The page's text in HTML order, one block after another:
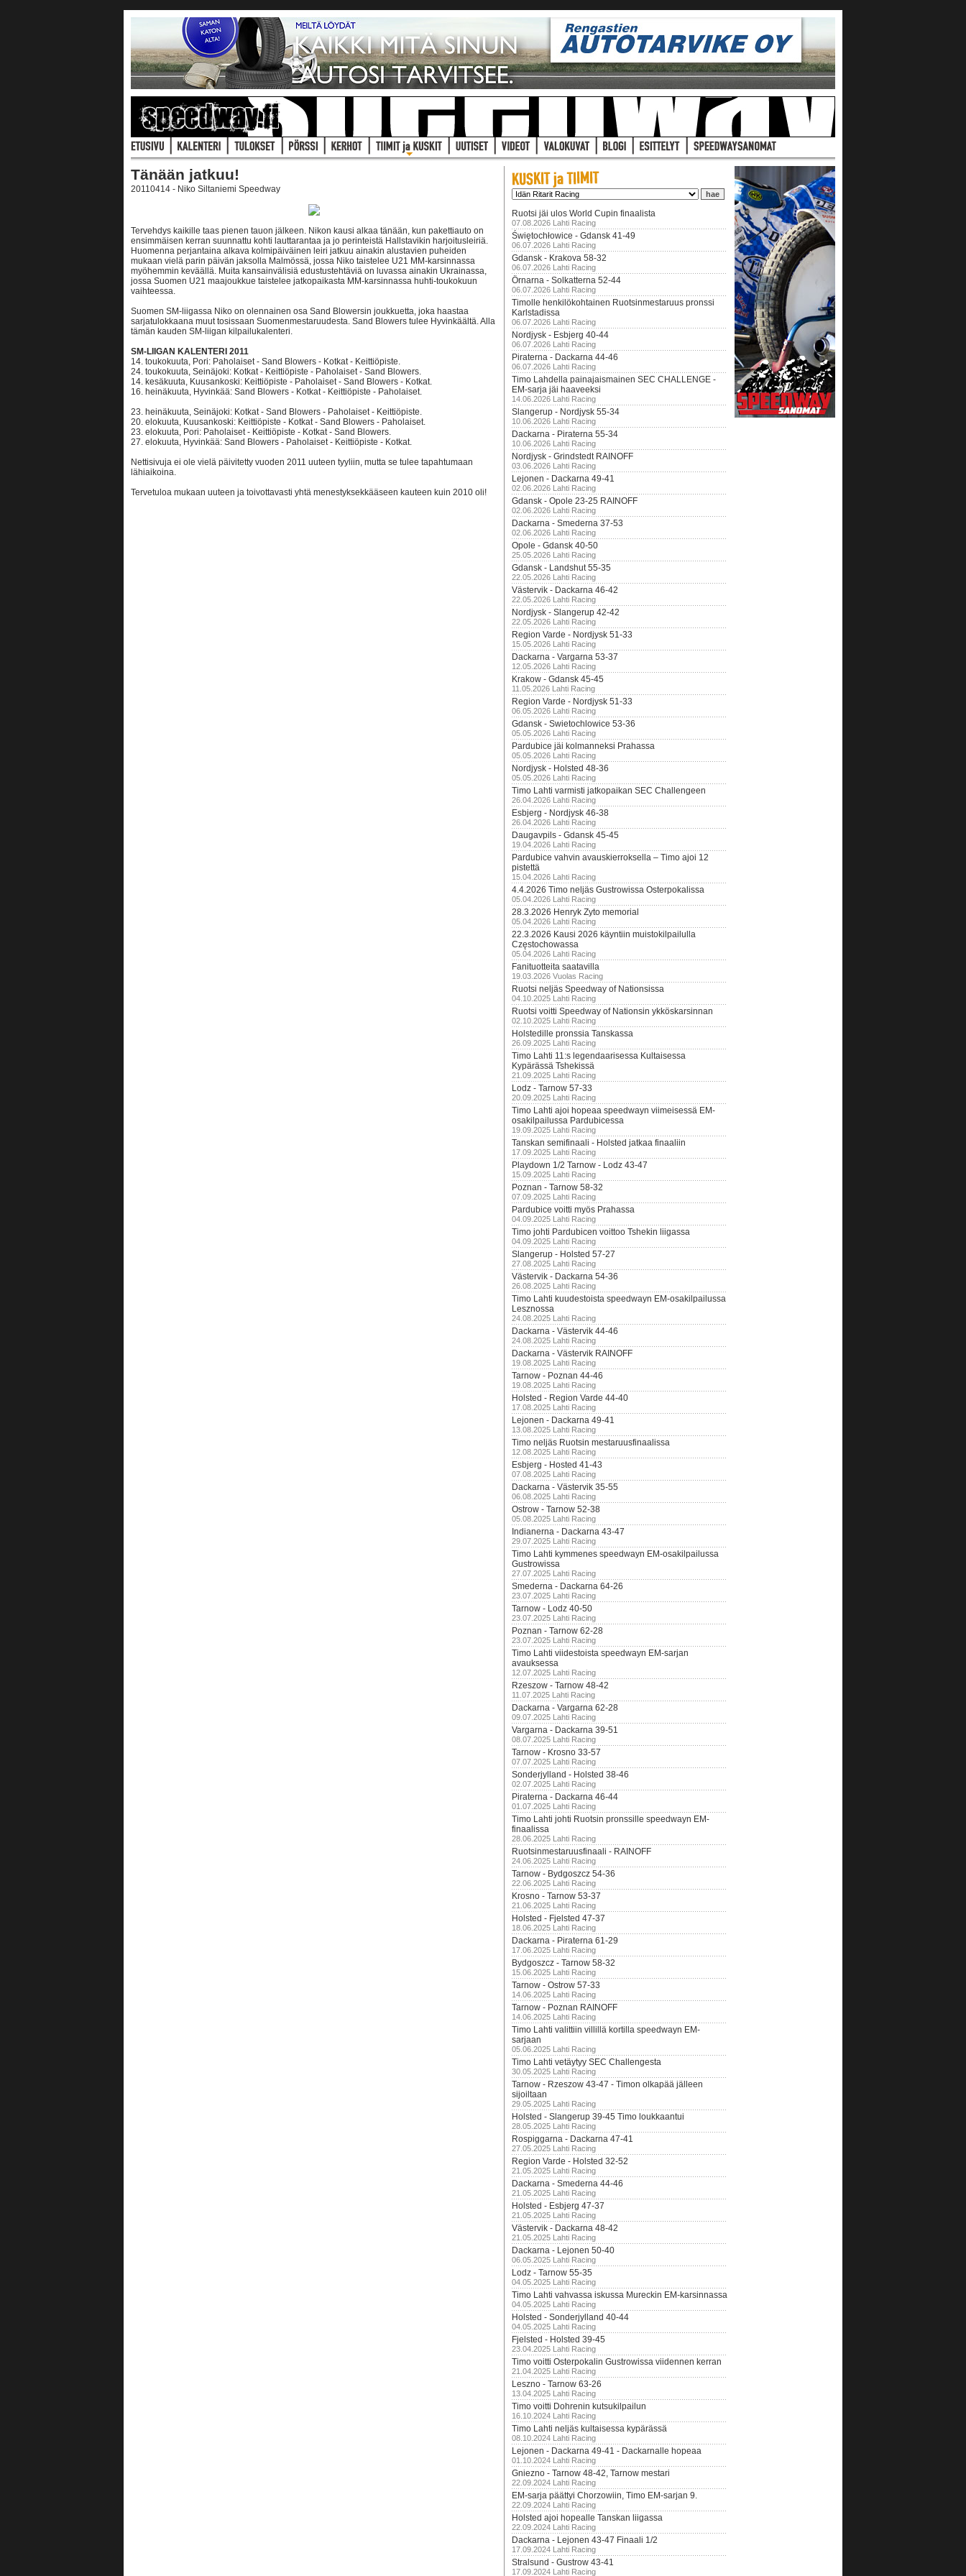
Tänään jatkuu!
20110414 - Niko Siltaniemi Speedway
Tervehdys kaikille taas pienen tauon jälkeen. Nikon kausi alkaa tänään, kun pakettiauto on
ensimmäisen kerran suunnattu kohti lauttarantaa ja jo perinteistä Hallstavikin harjoitusleiriä.
Huomenna perjantaina alkava kolmipäiväinen leiri jatkuu ainakin alustavien puheiden
mukaan vielä parin päivän jaksolla Malmössä, jossa Niko taistelee U21 MM-karsinnassa
myöhemmin keväällä. Muita kansainvälisiä edustustehtäviä on luvassa ainakin Ukrainassa,
jossa Suomen U21 maajoukkue taistelee jatkopaikasta MM-karsinnassa huhti-toukokuun
vaihteessa.
Suomen SM-liigassa Niko on olennainen osa Sand Blowersin joukkuetta, joka haastaa
sarjatulokkaana muut tosissaan Suomenmestaruudesta. Sand Blowers tulee Hyvinkäältä. Alla
tämän kauden SM-liigan kilpailukalenteri.
SM-LIIGAN KALENTERI 2011
14. toukokuuta, Pori: Paholaiset - Sand Blowers - Kotkat - Keittiöpiste.
24. toukokuuta, Seinäjoki: Kotkat - Keittiöpiste - Paholaiset - Sand Blowers.
14. kesäkuuta, Kuusankoski: Keittiöpiste - Paholaiset - Sand Blowers - Kotkat.
16. heinäkuuta, Hyvinkää: Sand Blowers - Kotkat - Keittiöpiste - Paholaiset.
23. heinäkuuta, Seinäjoki: Kotkat - Sand Blowers - Paholaiset - Keittiöpiste.
20. elokuuta, Kuusankoski: Keittiöpiste - Kotkat - Sand Blowers - Paholaiset.
23. elokuuta, Pori: Paholaiset - Keittiöpiste - Kotkat - Sand Blowers.
27. elokuuta, Hyvinkää: Sand Blowers - Paholaiset - Keittiöpiste - Kotkat.
Nettisivuja ei ole vielä päivitetty vuoden 2011 uuteen tyyliin, mutta se tulee tapahtumaan
lähiaikoina.
Tervetuloa mukaan uuteen ja toivottavasti yhtä menestyksekkääseen kauteen kuin 2010 oli!
Ruotsi jäi ulos World Cupin finaalista
07.08.2026 Lahti Racing
Świętochłowice - Gdansk 41-49
06.07.2026 Lahti Racing
Gdansk - Krakova 58-32
06.07.2026 Lahti Racing
Örnarna - Solkatterna 52-44
06.07.2026 Lahti Racing
Timolle henkilökohtainen Ruotsinmestaruus pronssi
Karlstadissa
06.07.2026 Lahti Racing
Nordjysk - Esbjerg 40-44
06.07.2026 Lahti Racing
Piraterna - Dackarna 44-46
06.07.2026 Lahti Racing
Timo Lahdella painajaismainen SEC CHALLENGE -
EM-sarja jäi haaveeksi
14.06.2026 Lahti Racing
Slangerup - Nordjysk 55-34
10.06.2026 Lahti Racing
Dackarna - Piraterna 55-34
10.06.2026 Lahti Racing
Nordjysk - Grindstedt RAINOFF
03.06.2026 Lahti Racing
Lejonen - Dackarna 49-41
02.06.2026 Lahti Racing
Gdansk - Opole 23-25 RAINOFF
02.06.2026 Lahti Racing
Dackarna - Smederna 37-53
02.06.2026 Lahti Racing
Opole - Gdansk 40-50
25.05.2026 Lahti Racing
Gdansk - Landshut 55-35
22.05.2026 Lahti Racing
Västervik - Dackarna 46-42
22.05.2026 Lahti Racing
Nordjysk - Slangerup 42-42
22.05.2026 Lahti Racing
Region Varde - Nordjysk 51-33
15.05.2026 Lahti Racing
Dackarna - Vargarna 53-37
12.05.2026 Lahti Racing
Krakow - Gdansk 45-45
11.05.2026 Lahti Racing
Region Varde - Nordjysk 51-33
06.05.2026 Lahti Racing
Gdansk - Swietochlowice 53-36
05.05.2026 Lahti Racing
Pardubice jäi kolmanneksi Prahassa
05.05.2026 Lahti Racing
Nordjysk - Holsted 48-36
05.05.2026 Lahti Racing
Timo Lahti varmisti jatkopaikan SEC Challengeen
26.04.2026 Lahti Racing
Esbjerg - Nordjysk 46-38
26.04.2026 Lahti Racing
Daugavpils - Gdansk 45-45
19.04.2026 Lahti Racing
Pardubice vahvin avauskierroksella – Timo ajoi 12
pistettä
15.04.2026 Lahti Racing
4.4.2026 Timo neljäs Gustrowissa Osterpokalissa
05.04.2026 Lahti Racing
28.3.2026 Henryk Zyto memorial
05.04.2026 Lahti Racing
22.3.2026 Kausi 2026 käyntiin muistokilpailulla
Częstochowassa
05.04.2026 Lahti Racing
Fanituotteita saatavilla
19.03.2026 Vuolas Racing
Ruotsi neljäs Speedway of Nationsissa
04.10.2025 Lahti Racing
Ruotsi voitti Speedway of Nationsin ykköskarsinnan
02.10.2025 Lahti Racing
Holstedille pronssia Tanskassa
26.09.2025 Lahti Racing
Timo Lahti 11:s legendaarisessa Kultaisessa
Kypärässä Tshekissä
21.09.2025 Lahti Racing
Lodz - Tarnow 57-33
20.09.2025 Lahti Racing
Timo Lahti ajoi hopeaa speedwayn viimeisessä EM-
osakilpailussa Pardubicessa
19.09.2025 Lahti Racing
Tanskan semifinaali - Holsted jatkaa finaaliin
17.09.2025 Lahti Racing
Playdown 1/2 Tarnow - Lodz 43-47
15.09.2025 Lahti Racing
Poznan - Tarnow 58-32
07.09.2025 Lahti Racing
Pardubice voitti myös Prahassa
04.09.2025 Lahti Racing
Timo johti Pardubicen voittoo Tshekin liigassa
04.09.2025 Lahti Racing
Slangerup - Holsted 57-27
27.08.2025 Lahti Racing
Västervik - Dackarna 54-36
26.08.2025 Lahti Racing
Timo Lahti kuudestoista speedwayn EM-osakilpailussa
Lesznossa
24.08.2025 Lahti Racing
Dackarna - Västervik 44-46
24.08.2025 Lahti Racing
Dackarna - Västervik RAINOFF
19.08.2025 Lahti Racing
Tarnow - Poznan 44-46
19.08.2025 Lahti Racing
Holsted - Region Varde 44-40
17.08.2025 Lahti Racing
Lejonen - Dackarna 49-41
13.08.2025 Lahti Racing
Timo neljäs Ruotsin mestaruusfinaalissa
12.08.2025 Lahti Racing
Esbjerg - Hosted 41-43
07.08.2025 Lahti Racing
Dackarna - Västervik 35-55
06.08.2025 Lahti Racing
Ostrow - Tarnow 52-38
05.08.2025 Lahti Racing
Indianerna - Dackarna 43-47
29.07.2025 Lahti Racing
Timo Lahti kymmenes speedwayn EM-osakilpailussa
Gustrowissa
27.07.2025 Lahti Racing
Smederna - Dackarna 64-26
23.07.2025 Lahti Racing
Tarnow - Lodz 40-50
23.07.2025 Lahti Racing
Poznan - Tarnow 62-28
23.07.2025 Lahti Racing
Timo Lahti viidestoista speedwayn EM-sarjan
avauksessa
12.07.2025 Lahti Racing
Rzeszow - Tarnow 48-42
11.07.2025 Lahti Racing
Dackarna - Vargarna 62-28
09.07.2025 Lahti Racing
Vargarna - Dackarna 39-51
08.07.2025 Lahti Racing
Tarnow - Krosno 33-57
07.07.2025 Lahti Racing
Sonderjylland - Holsted 38-46
02.07.2025 Lahti Racing
Piraterna - Dackarna 46-44
01.07.2025 Lahti Racing
Timo Lahti johti Ruotsin pronssille speedwayn EM-
finaalissa
28.06.2025 Lahti Racing
Ruotsinmestaruusfinaali - RAINOFF
24.06.2025 Lahti Racing
Tarnow - Bydgoszcz 54-36
22.06.2025 Lahti Racing
Krosno - Tarnow 53-37
21.06.2025 Lahti Racing
Holsted - Fjelsted 47-37
18.06.2025 Lahti Racing
Dackarna - Piraterna 61-29
17.06.2025 Lahti Racing
Bydgoszcz - Tarnow 58-32
15.06.2025 Lahti Racing
Tarnow - Ostrow 57-33
14.06.2025 Lahti Racing
Tarnow - Poznan RAINOFF
14.06.2025 Lahti Racing
Timo Lahti valittiin villillä kortilla speedwayn EM-
sarjaan
05.06.2025 Lahti Racing
Timo Lahti vetäytyy SEC Challengesta
30.05.2025 Lahti Racing
Tarnow - Rzeszow 43-47 - Timon olkapää jälleen
sijoiltaan
29.05.2025 Lahti Racing
Holsted - Slangerup 39-45 Timo loukkaantui
28.05.2025 Lahti Racing
Rospiggarna - Dackarna 47-41
27.05.2025 Lahti Racing
Region Varde - Holsted 32-52
21.05.2025 Lahti Racing
Dackarna - Smederna 44-46
21.05.2025 Lahti Racing
Holsted - Esbjerg 47-37
21.05.2025 Lahti Racing
Västervik - Dackarna 48-42
21.05.2025 Lahti Racing
Dackarna - Lejonen 50-40
06.05.2025 Lahti Racing
Lodz - Tarnow 55-35
04.05.2025 Lahti Racing
Timo Lahti vahvassa iskussa Mureckin EM-karsinnassa
04.05.2025 Lahti Racing
Holsted - Sonderjylland 40-44
04.05.2025 Lahti Racing
Fjelsted - Holsted 39-45
23.04.2025 Lahti Racing
Timo voitti Osterpokalin Gustrowissa viidennen kerran
21.04.2025 Lahti Racing
Leszno - Tarnow 63-26
13.04.2025 Lahti Racing
Timo voitti Dohrenin kutsukilpailun
16.10.2024 Lahti Racing
Timo Lahti neljäs kultaisessa kypärässä
08.10.2024 Lahti Racing
Lejonen - Dackarna 49-41 - Dackarnalle hopeaa
01.10.2024 Lahti Racing
Gniezno - Tarnow 48-42, Tarnow mestari
22.09.2024 Lahti Racing
EM-sarja päättyi Chorzowiin, Timo EM-sarjan 9.
22.09.2024 Lahti Racing
Holsted ajoi hopealle Tanskan liigassa
22.09.2024 Lahti Racing
Dackarna - Lejonen 43-47 Finaali 1/2
17.09.2024 Lahti Racing
Stralsund - Gustrow 43-41
17.09.2024 Lahti Racing